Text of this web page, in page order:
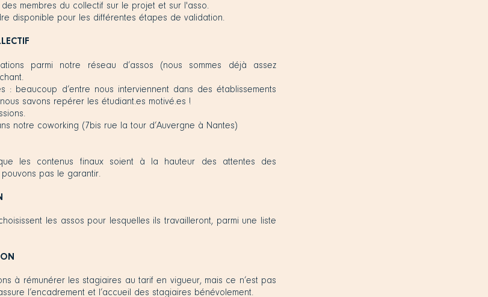
des membres du collectif sur le projet et sur l'asso.
disponible pour les différentes étapes de validation.
parmi notre réseau d’assos (nous sommes déjà assez
: beaucoup d’entre nous interviennent dans des établissements
savons repérer les étudiant.es motivé.es !
notre coworking (7bis rue la tour d’Auvergne à Nantes)
les contenus finaux soient à la hauteur des attentes des
pas le garantir.
les assos pour lesquelles ils travailleront, parmi une liste
à rémunérer les stagiaires au tarif en vigueur, mais ce n’est pas
l’encadrement et l’accueil des stagiaires bénévolement.